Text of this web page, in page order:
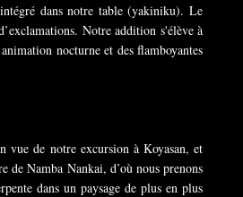
dans notre table (yakiniku). Le
Notre addition s'élève à
nocturne et des flamboyantes
vue de notre excursion à Koyasan, et
de Namba Nankai, d’où nous prenons
dans un paysage de plus en plus